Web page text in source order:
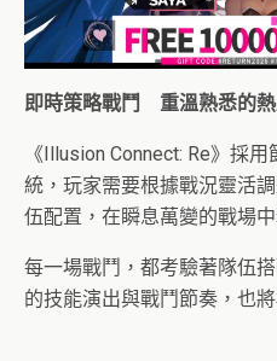
即時策略戰鬥 重溫熟悉的
《Illusion Connect: Re》採
統，玩家需要根據戰況靈活
伍配置，在瞬息萬變的戰場
每一場戰鬥，都考驗著隊伍
的技能演出與戰鬥節奏，也